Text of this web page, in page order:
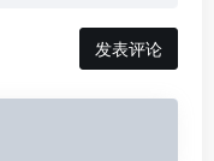
发表评论